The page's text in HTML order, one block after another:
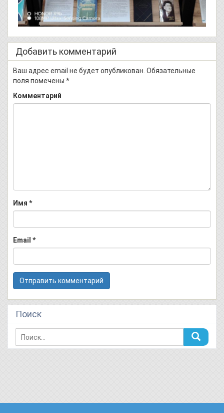
Добавить комментарий
Ваш адрес email не будет опубликован. Обязательные
поля помечены *
Комментарий
Имя *
Email *
Поиск